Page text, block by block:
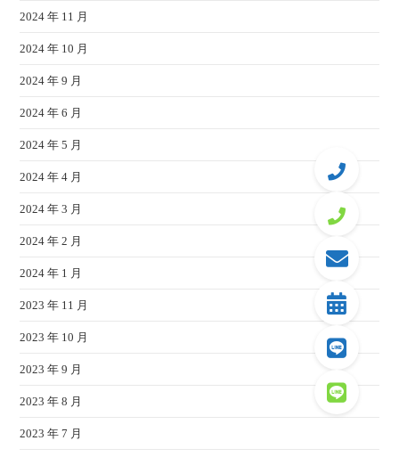
2024 年 11 月
2024 年 10 月
2024 年 9 月
2024 年 6 月
2024 年 5 月
2024 年 4 月
2024 年 3 月
2024 年 2 月
2024 年 1 月
2023 年 11 月
2023 年 10 月
2023 年 9 月
2023 年 8 月
2023 年 7 月